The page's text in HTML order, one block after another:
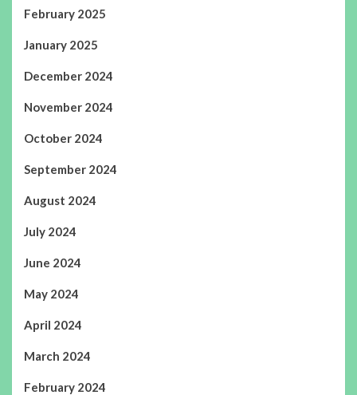
February 2025
January 2025
December 2024
November 2024
October 2024
September 2024
August 2024
July 2024
June 2024
May 2024
April 2024
March 2024
February 2024